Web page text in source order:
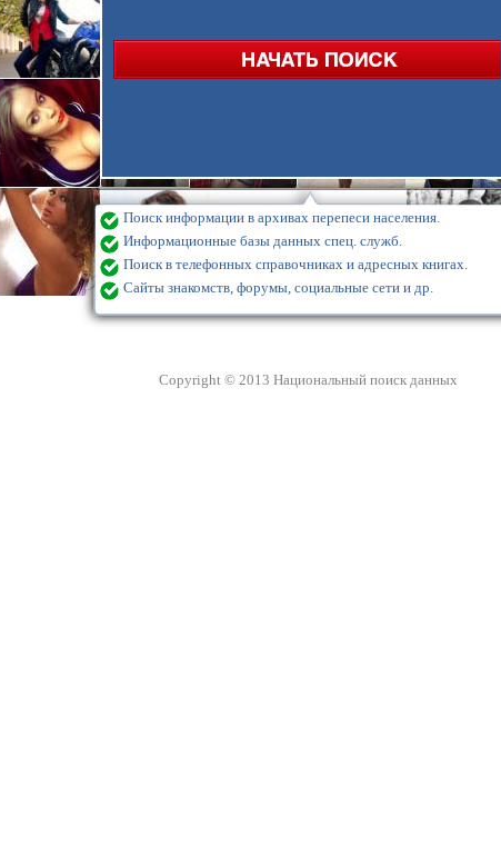
Поиск информации в архивах перепеси населения.
Информационные базы данных спец. служб.
Поиск в телефонных справочниках и адресных книгах.
Сайты знакомств, форумы, социальные сети и др.
Copyright © 2013 Национальный поиск данных